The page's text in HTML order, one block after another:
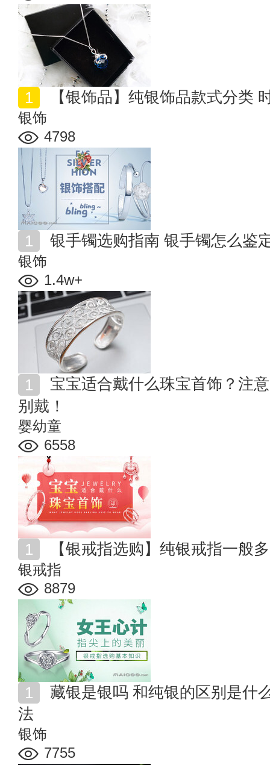
【银饰品】纯银饰品款式分类
银饰
4798
银手镯选购指南 银手镯怎么鉴
银饰
1.4w+
别戴！
婴幼童
6558
【银戒指选购】纯银戒指一般
银戒指
8879
法
银饰
7755